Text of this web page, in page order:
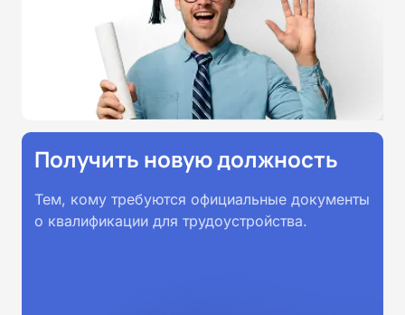
принимаются работодателями по
всей России.
Получить новую должность
Тем, кому требуются официальные документы
о квалификации для трудоустройства.